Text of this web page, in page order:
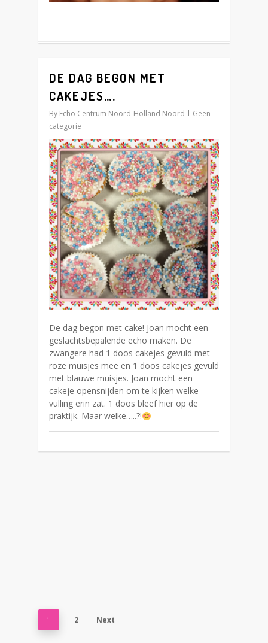
DE DAG BEGON MET
CAKEJES….
By Echo Centrum Noord-Holland Noord
Geen
categorie
De dag begon met cake! Joan mocht een
geslachtsbepalende echo maken. De
zwangere had 1 doos cakejes gevuld met
roze muisjes mee en 1 doos cakejes gevuld
met blauwe muisjes. Joan mocht een
cakeje opensnijden om te kijken welke
vulling erin zat. 1 doos bleef hier op de
praktijk. Maar welke…..?!
0
1 2 Next